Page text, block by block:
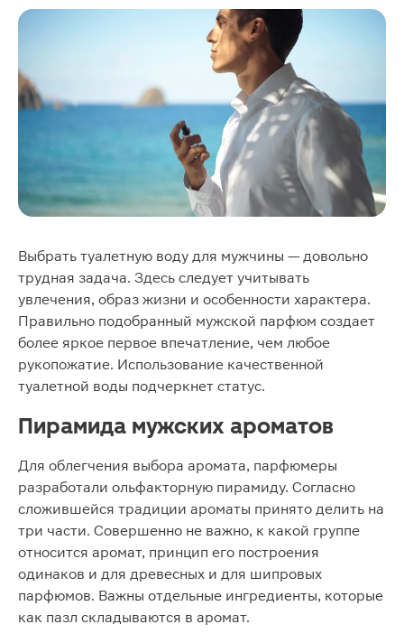
Выбрать туалетную воду для мужчины — довольно
трудная задача. Здесь следует учитывать
увлечения, образ жизни и особенности характера.
Правильно подобранный мужской парфюм создает
более яркое первое впечатление, чем любое
рукопожатие. Использование качественной
туалетной воды подчеркнет статус.
Пирамида мужских ароматов
Для облегчения выбора аромата, парфюмеры
разработали ольфакторную пирамиду. Согласно
сложившейся традиции ароматы принято делить на
три части. Совершенно не важно, к какой группе
относится аромат, принцип его построения
одинаков и для древесных и для шипровых
парфюмов. Важны отдельные ингредиенты, которые
как пазл складываются в аромат.